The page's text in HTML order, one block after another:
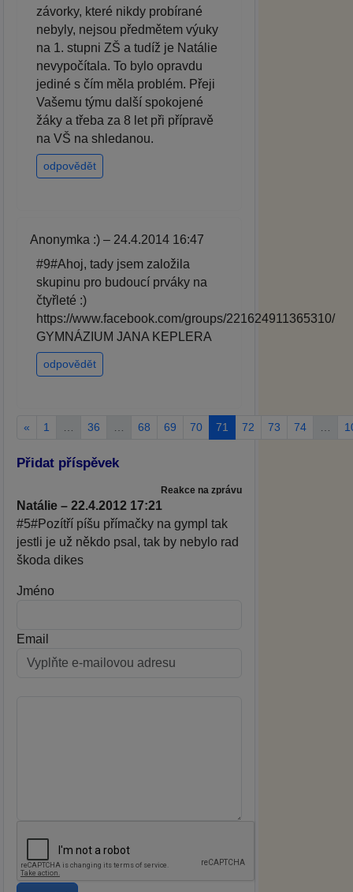
závorky, které nikdy probírané
nebyly, nejsou předmětem výuky
na 1. stupni ZŠ a tudíž je Natálie
nevypočítala. To bylo opravdu
jediné s čím měla problém. Přeji
Vašemu týmu další spokojené
žáky a třeba za 8 let při přípravě
na VŠ na shledanou.
odpovědět
Anonymka :) – 24.4.2014 16:47
#9#Ahoj, tady jsem založila
skupinu pro budoucí prváky na
čtyřleté :)
https://www.facebook.com/groups/221624911365310/
GYMNÁZIUM JANA KEPLERA
odpovědět
« 1 36 68 69 70 71 72 73 74
Přidat příspěvek
Reakce na zprávu
Natálie – 22.4.2012 17:21
#5#Pozítří píšu přímačky na gympl tak
jestli je už někdo psal, tak by nebylo rad
škoda dikes
Jméno
Email